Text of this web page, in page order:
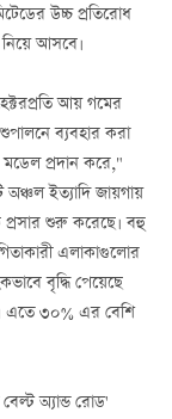
উচ্চ প্রতিরোধ
আসবে।
আয় গমের
ব্যবহার করা
প্রদান করে,"
ইত্যাদি জায়গায়
প্রসার শুরু করেছে। বহু
এলাকাগুলোর
বৃদ্ধি পেয়েছে
এতে ৩০% এর বেশি
অ্যান্ড রোড'